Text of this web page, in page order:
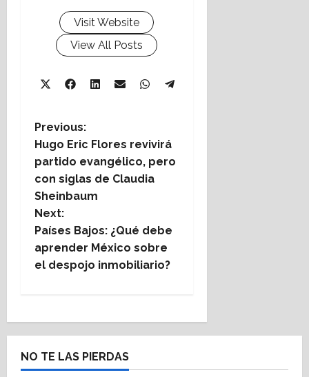
Visit Website
View All Posts
Share
Share
Facebook
Share
LinkedIn
Share
Email
Share
WhatsApp
on
P
o
s
t
n
a
i
g
Previous:
Hugo Eric Flores revivirá
partido evangélico, pero
con siglas de Claudia
Sheinbaum
Next:
Países Bajos: ¿Qué debe
aprender México sobre
el despojo inmobiliario?
NO TE LAS PIERDAS